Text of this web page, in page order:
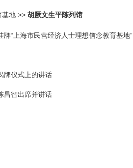
基地 胡厥文生平陈列馆
“上海市民营经济人士理想信念教育基地”
牌仪式上的讲话
昌智出席并讲话